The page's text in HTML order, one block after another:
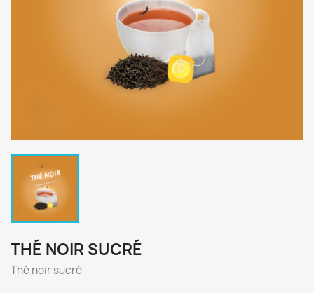
THÉ NOIR SUCRÉ
Thé noir sucré